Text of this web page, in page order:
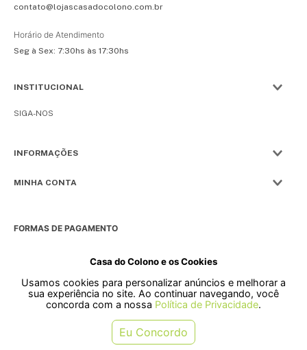
Casa do Colono e os Cookies
Usamos cookies para personalizar anúncios e melhorar a
sua experiência no site. Ao continuar navegando, você
concorda com a nossa Política de Privacidade.
Eu Concordo
contato@lojascasadocolono.com.br
Horário de Atendimento
Seg à Sex: 7:30hs às 17:30hs
INSTITUCIONAL
SIGA-NOS
INFORMAÇÕES
MINHA CONTA
FORMAS DE PAGAMENTO
SELOS
Rua Pre. Frederico Hardt, 119 - Centro, Indaial - SC, 89080-018